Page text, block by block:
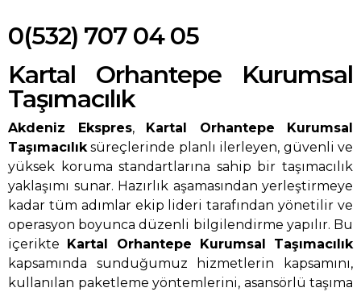
0(532) 707 04 05
Kartal Orhantepe Kurumsal
Taşımacılık
Akdeniz Ekspres,
Kartal Orhantepe Kurumsal
Taşımacılıksüreçlerinde planlı ilerleyen, güvenli ve
yüksek koruma standartlarına sahip bir taşımacılık
yaklaşımı sunar. Hazırlık aşamasından yerleştirmeye
kadar tüm adımlar ekip lideri tarafından yönetilir ve
operasyon boyunca düzenli bilgilendirme yapılır. Bu
içerikte
Kartal Orhantepe Kurumsal Taşımacılık
kapsamında sunduğumuz hizmetlerin kapsamını,
kullanılan paketleme yöntemlerini, asansörlü taşıma